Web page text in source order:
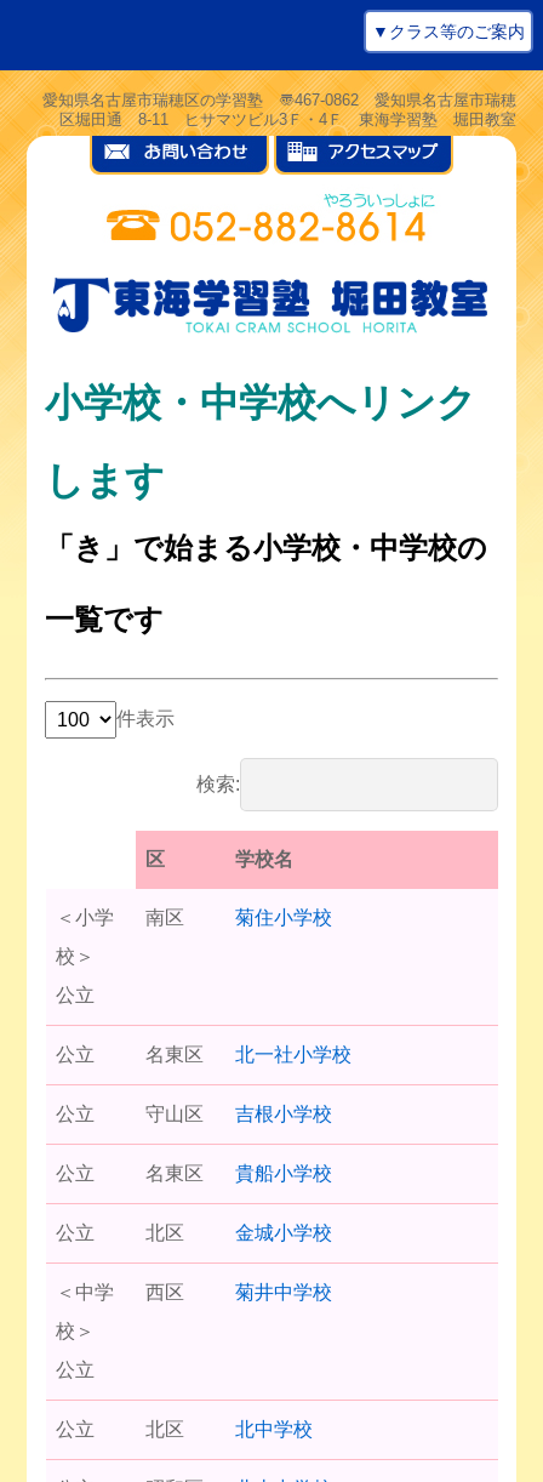
▼クラス等のご案内
愛知県名古屋市瑞穂区の学習塾 〠467-0862 愛知県名古屋市瑞穂
区堀田通 8-11 ヒサマツビル3Ｆ・4Ｆ 東海学習塾 堀田教室
小学校・中学校へリンク
します
「き」で始まる小学校・中学校の
一覧です
件表示
検索:
区 学校名
＜小学
校＞
公立
南区 菊住小学校
公立 名東区 北一社小学校
公立 守山区 吉根小学校
公立 名東区 貴船小学校
公立 北区 金城小学校
＜中学
校＞
公立
西区 菊井中学校
公立 北区 北中学校